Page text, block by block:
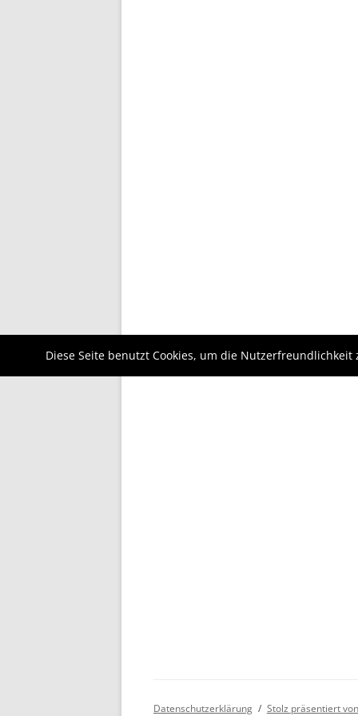
Datenschutzerklärung Stolz präsentiert
Diese Seite benutzt Cookies, um die